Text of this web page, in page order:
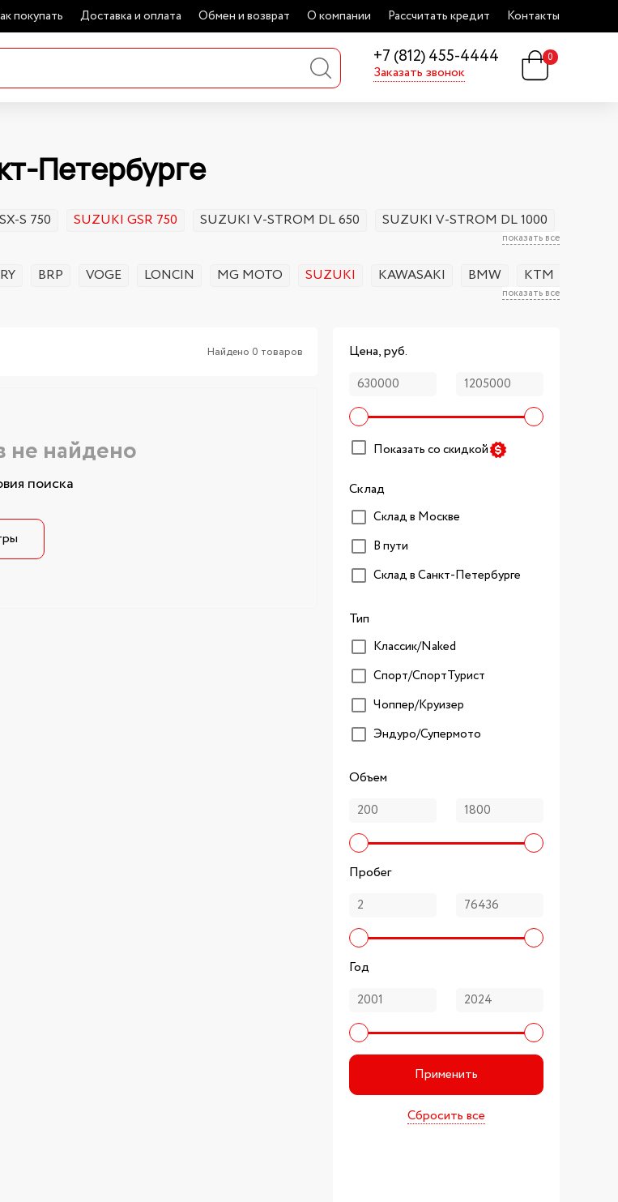
покупать Доставка и оплата Обмен и возврат О компании Рассчитать кредит Контакты
+7 (812) 455-4444
Заказать звонок
0
Петербурге
показать все
S 750 SUZUKI GSR 750 SUZUKI V-STROM DL 650 SUZUKI V-STROM DL 1000
показать все
BRP VOGE LONCIN MG MOTO SUZUKI KAWASAKI BMW KTM
Найдено 0 товаров
не найдено
поиска
Цена, руб.
Показать со скидкой
Склад
Склад в Москве
В пути
Склад в Санкт-Петербурге
Тип
Классик/Naked
Спорт/CпортТурист
Чоппер/Круизер
Эндуро/Супермото
Объем
Пробег
Год
Применить
Сбросить все